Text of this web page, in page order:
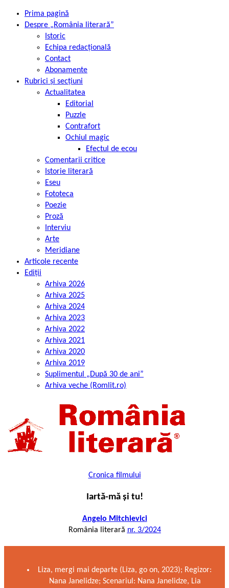
Prima pagină
Despre „România literară”
Istoric
Echipa redacțională
Contact
Abonamente
Rubrici și secțiuni
Actualitatea
Editorial
Puzzle
Contrafort
Ochiul magic
Efectul de ecou
Comentarii critice
Istorie literară
Eseu
Fototeca
Poezie
Proză
Interviu
Arte
Meridiane
Articole recente
Ediții
Arhiva 2026
Arhiva 2025
Arhiva 2024
Arhiva 2023
Arhiva 2022
Arhiva 2021
Arhiva 2020
Arhiva 2019
Suplimentul „După 30 de ani”
Arhiva veche (Romlit.ro)
Cronica filmului
Iartă-mă și tu!
Angelo Mitchievici
România literară nr. 3/2024
Liza, mergi mai departe (Liza, go on, 2023); Regizor:
Nana Janelidze; Scenariul: Nana Janelidze, Lia